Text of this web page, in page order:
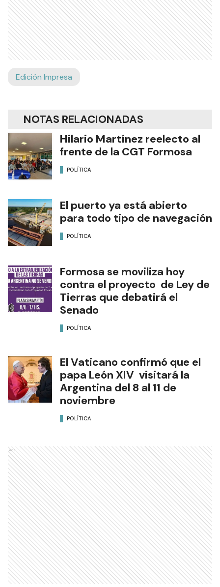
Edición Impresa
NOTAS RELACIONADAS
Hilario Martínez reelecto al
frente de la CGT Formosa
POLÍTICA
El puerto ya está abierto
para todo tipo de navegación
POLÍTICA
Formosa se moviliza hoy
contra el proyecto de Ley de
Tierras que debatirá el
Senado
POLÍTICA
El Vaticano confirmó que el
papa León XIV visitará la
Argentina del 8 al 11 de
noviembre
POLÍTICA
Ads